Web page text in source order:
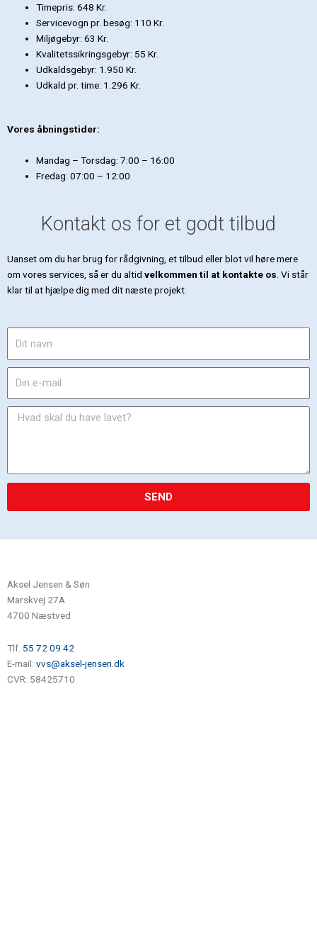
Timepris: 648 Kr.
Servicevogn pr. besøg: 110 Kr.
Miljøgebyr: 63 Kr.
Kvalitetssikringsgebyr: 55 Kr.
Udkaldsgebyr: 1.950 Kr.
Udkald pr. time: 1.296 Kr.
Vores åbningstider:
Mandag – Torsdag: 7:00 – 16:00
Fredag: 07:00 – 12:00
Kontakt os for et godt tilbud
Uanset om du har brug for rådgivning, et tilbud eller blot vil høre mere
om vores services, så er du altid velkommen til at kontakte os. Vi står
klar til at hjælpe dig med dit næste projekt.
SEND
Aksel Jensen & Søn
Marskvej 27A
4700 Næstved
Tlf. 55 72 09 42
E-mail: vvs@aksel-jensen.dk
CVR: 58425710